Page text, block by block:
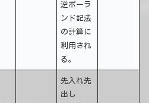
逆ポーラ
ンド記法
の計算に
利用され
る。
先入れ先
出し